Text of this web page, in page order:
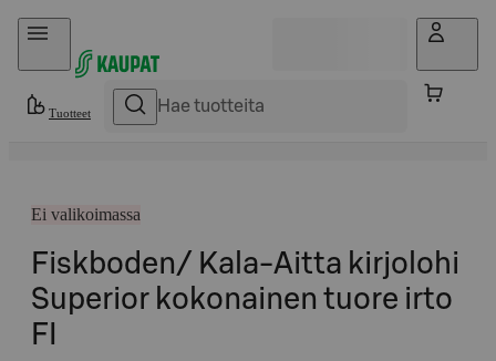
Hyppää sisältöön
Tuotteet
Ei valikoimassa
Fiskboden/ Kala-Aitta kirjolohi
Superior kokonainen tuore irto
FI